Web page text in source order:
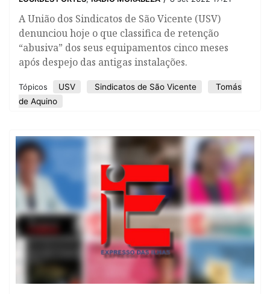
A União dos Sindicatos de São Vicente (USV)
denunciou hoje o que classifica de retenção
“abusiva” dos seus equipamentos cinco meses
após despejo das antigas instalações.
Tópicos USV Sindicatos de São Vicente
Tomás
de Aquino